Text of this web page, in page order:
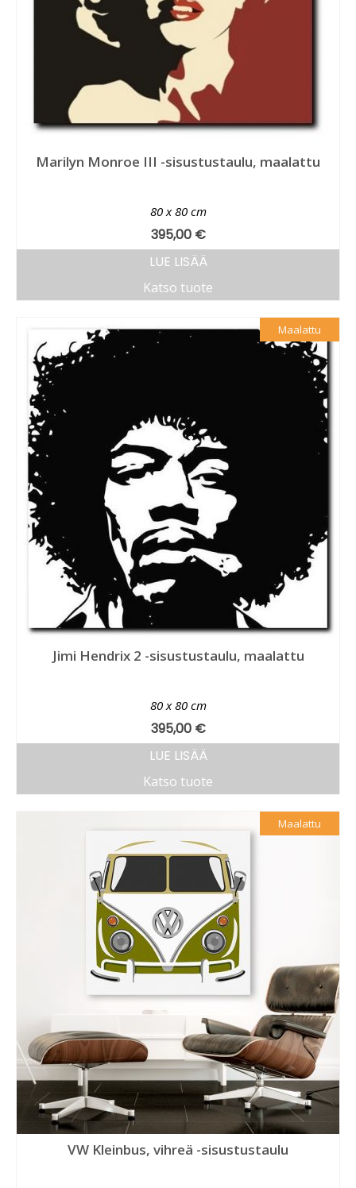
Marilyn Monroe III -sisustustaulu, maalattu
80 x 80 cm
395,00 €
LUE LISÄÄ
Katso tuote
Maalattu
Jimi Hendrix 2 -sisustustaulu, maalattu
80 x 80 cm
395,00 €
LUE LISÄÄ
Katso tuote
Maalattu
VW Kleinbus, vihreä -sisustustaulu